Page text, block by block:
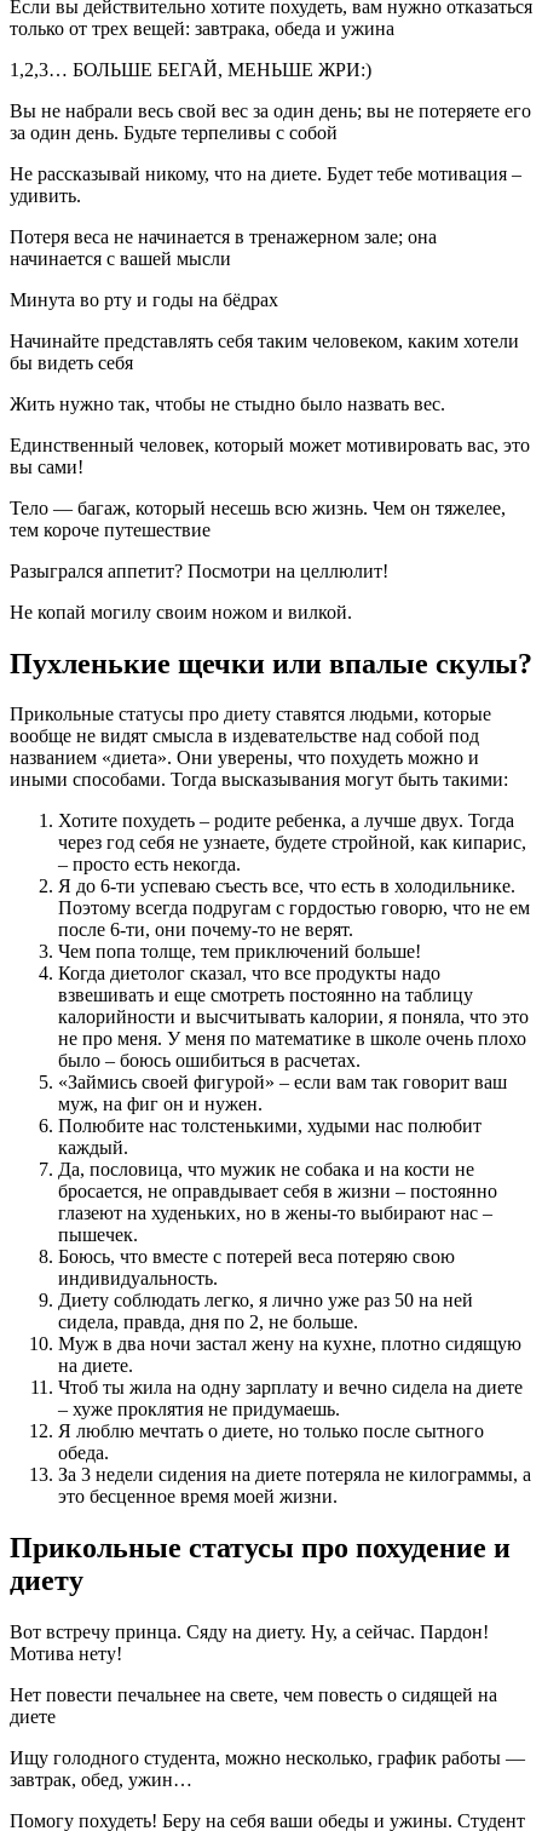
Если вы действительно хотите похудеть, вам нужно отказаться
только от трех вещей: завтрака, обеда и ужина
1,2,3… БОЛЬШЕ БЕГАЙ, МЕНЬШЕ ЖРИ:)
Вы не набрали весь свой вес за один день; вы не потеряете его
за один день. Будьте терпеливы с собой
Не рассказывай никому, что на диете. Будет тебе мотивация –
удивить.
Потеря веса не начинается в тренажерном зале; она
начинается с вашей мысли
Минута во рту и годы на бёдрах
Начинайте представлять себя таким человеком, каким хотели
бы видеть себя
Жить нужно так, чтобы не стыдно было назвать вес.
Единственный человек, который может мотивировать вас, это
вы сами!
Тело — багаж, который несешь всю жизнь. Чем он тяжелее,
тем короче путешествие
Разыгрался аппетит? Посмотри на целлюлит!
Не копай могилу своим ножом и вилкой.
Пухленькие щечки или впалые скулы?
Прикольные статусы про диету ставятся людьми, которые
вообще не видят смысла в издевательстве над собой под
названием «диета». Они уверены, что похудеть можно и
иными способами. Тогда высказывания могут быть такими:
Хотите похудеть – родите ребенка, а лучше двух. Тогда
через год себя не узнаете, будете стройной, как кипарис,
– просто есть некогда.
Я до 6-ти успеваю съесть все, что есть в холодильнике.
Поэтому всегда подругам с гордостью говорю, что не ем
после 6-ти, они почему-то не верят.
Чем попа толще, тем приключений больше!
Когда диетолог сказал, что все продукты надо
взвешивать и еще смотреть постоянно на таблицу
калорийности и высчитывать калории, я поняла, что это
не про меня. У меня по математике в школе очень плохо
было – боюсь ошибиться в расчетах.
«Займись своей фигурой» – если вам так говорит ваш
муж, на фиг он и нужен.
Полюбите нас толстенькими, худыми нас полюбит
каждый.
Да, пословица, что мужик не собака и на кости не
бросается, не оправдывает себя в жизни – постоянно
глазеют на худеньких, но в жены-то выбирают нас –
пышечек.
Боюсь, что вместе с потерей веса потеряю свою
индивидуальность.
Диету соблюдать легко, я лично уже раз 50 на ней
сидела, правда, дня по 2, не больше.
Муж в два ночи застал жену на кухне, плотно сидящую
на диете.
Чтоб ты жила на одну зарплату и вечно сидела на диете
– хуже проклятия не придумаешь.
Я люблю мечтать о диете, но только после сытного
обеда.
За 3 недели сидения на диете потеряла не килограммы, а
это бесценное время моей жизни.
Прикольные статусы про похудение и
диету
Вот встречу принца. Сяду на диету. Ну, а сейчас. Пардон!
Мотива нету!
Нет повести печальнее на свете, чем повесть о сидящей на
диете
Ищу голодного студента, можно несколько, график работы —
завтрак, обед, ужин…
Помогу похудеть! Беру на себя ваши обеды и ужины. Студент